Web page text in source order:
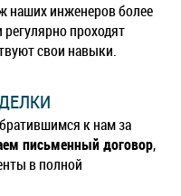
наших инженеров более
регулярно проходят
свои навыки.
к нам за
письменный договор,
в полной